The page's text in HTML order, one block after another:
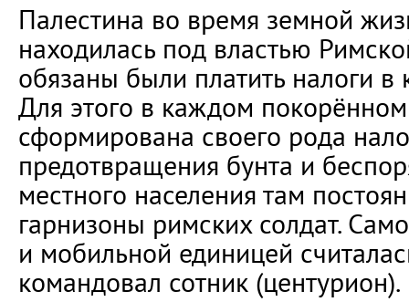
Палестина во время земной
находилась под властью
обязаны были платить налоги в
Для этого в каждом
сформирована своего рода
предотвращения бунта и
местного населения там
гарнизоны римских солдат.
и мобильной единицей
командовал сотник (центурион).